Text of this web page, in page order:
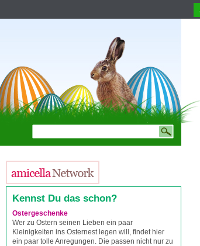
Kennst Du das schon?
Ostergeschenke
Wer zu Ostern seinen Lieben ein paar
Kleinigkeiten ins Osternest legen will, findet hier
ein paar tolle Anregungen. Die passen nicht nur zu